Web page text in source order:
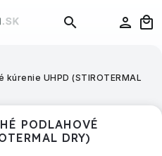
UHPD (STIROTERMAL
PODLAHOVÉ
DRY)